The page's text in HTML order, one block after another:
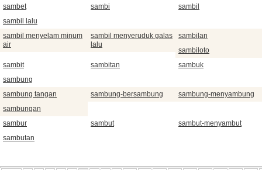
sambet
sambi
sambil
sambil lalu
sambil menyelam minum
air
sambil menyeruduk galas
lalu
sambilan
sambiloto
sambit
sambitan
sambuk
sambung
sambung tangan
sambung-bersambung
sambung-menyambung
sambungan
sambur
sambut
sambut-menyambut
sambutan